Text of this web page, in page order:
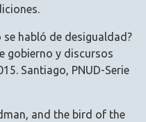
se habló de desigualdad?
gobierno y discursos
Santiago, PNUD-Serie
and the bird of the